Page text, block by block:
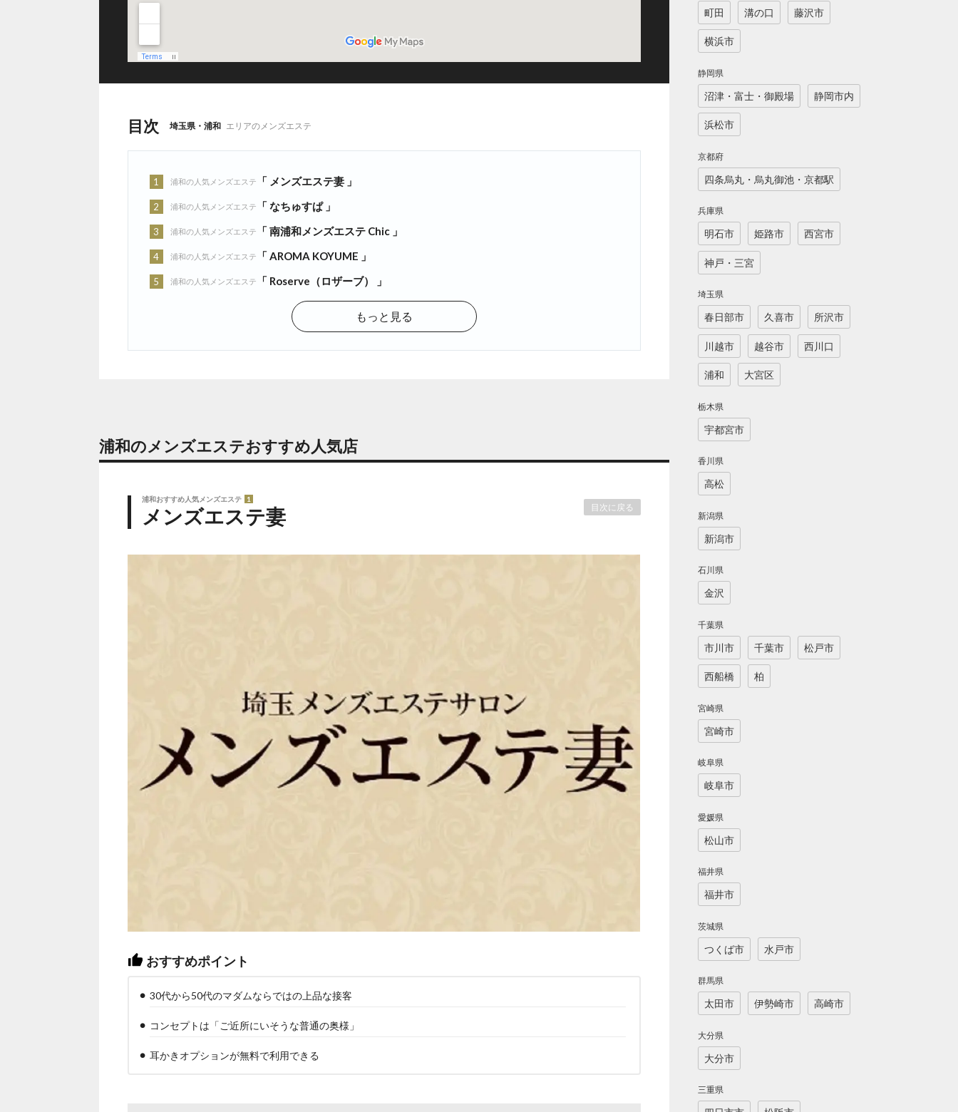
町田 溝の口 藤沢市
横浜市
静岡県
沼津・富士・御殿場 静岡市内
浜松市
京都府
四条烏丸・烏丸御池・京都駅
兵庫県
明石市 姫路市 西宮市
神戸・三宮
埼玉県
春日部市 久喜市 所沢市
川越市 越谷市 西川口
浦和 大宮区
栃木県
宇都宮市
香川県
高松
新潟県
新潟市
石川県
金沢
千葉県
市川市 千葉市 松戸市
西船橋 柏
宮崎県
宮崎市
岐阜県
岐阜市
愛媛県
松山市
福井県
福井市
茨城県
つくば市 水戸市
群馬県
太田市 伊勢崎市 高崎市
大分県
大分市
三重県
目次 埼玉県・浦和 エリアのメンズエステ
1 浦和の人気メンズエステ 「 メンズエステ妻 」
2 浦和の人気メンズエステ 「 なちゅすぱ 」
3 浦和の人気メンズエステ 「 南浦和メンズエステ Chic 」
4 浦和の人気メンズエステ 「 AROMA KOYUME 」
5 浦和の人気メンズエステ 「 Roserve（ロザーブ） 」
もっと見る
浦和のメンズエステおすすめ人気店
浦和おすすめ人気メンズエステ 1
メンズエステ妻 目次に戻る
おすすめポイント
30代から50代のマダムならではの上品な接客
コンセプトは「ご近所にいそうな普通の奥様」
耳かきオプションが無料で利用できる